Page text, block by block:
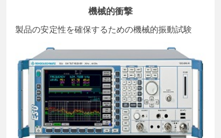
機械的衝撃
製品の安定性を確保するための機械的振動試験